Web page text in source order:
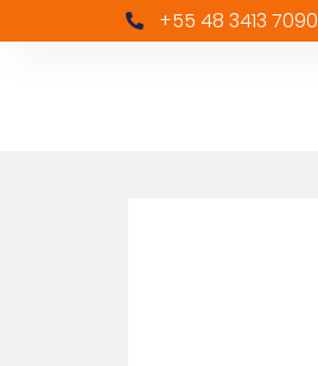
+55 48 3413 7090